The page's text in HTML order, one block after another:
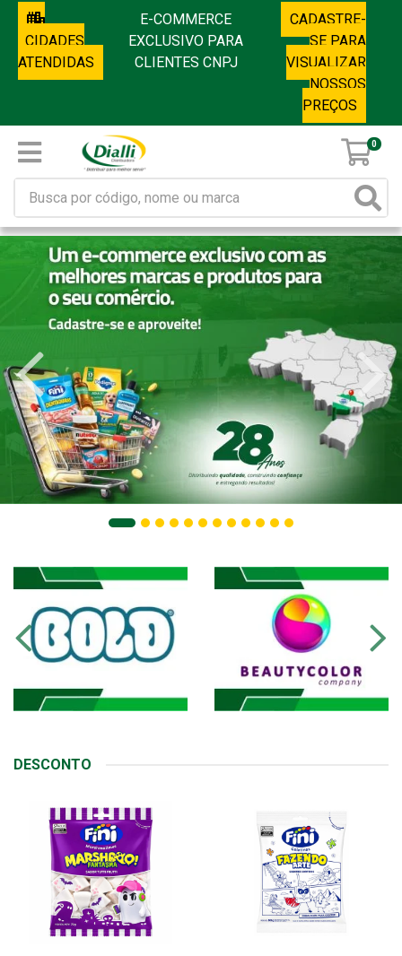
CIDADES
ATENDIDAS
E-COMMERCE
EXCLUSIVO PARA
CLIENTES CNPJ
CADASTRE-
SE PARA
VISUALIZAR
NOSSOS
PREÇOS
0
DESCONTO